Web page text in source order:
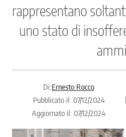
rappresentano
uno stato di
Di:Ernesto Rocco
Pubblicato il: 07/12/2024
Aggiornato il: 07/12/2024